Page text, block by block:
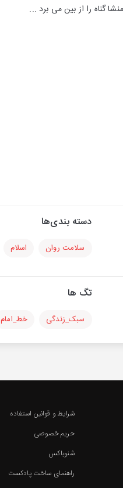
گناه را از بین می برد ...
دسته بندی‌ها
سلامت روان اسلام
تگ ها
سبک_زندگی خط_امام
شرایط و قوانین استفاده
حریم خصوصی
شنوباکس
راهنمای ساخت پادکست